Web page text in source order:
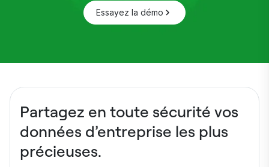
Essayez la démo
Partagez en toute sécurité vos
données d’entreprise les plus
précieuses.